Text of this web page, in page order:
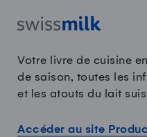
Votre livre de cuisine
de saison, toutes les
et les atouts du lait
Accéder au site